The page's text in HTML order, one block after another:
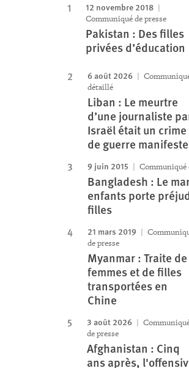
12 novembre 2018
Communiqué de presse
Pakistan : Des filles
privées d’éducation
6 août 2026
détaillé
Liban : Le meurtre
d’une journaliste
Israël était un crime
de guerre manifeste
9 juin 2015 Communiqué
Bangladesh : Le
enfants porte
filles
21 mars 2019
de presse
Myanmar : Traite de
femmes et de filles
transportées en
Chine
3 août 2026
de presse
Afghanistan : Cinq
ans après,